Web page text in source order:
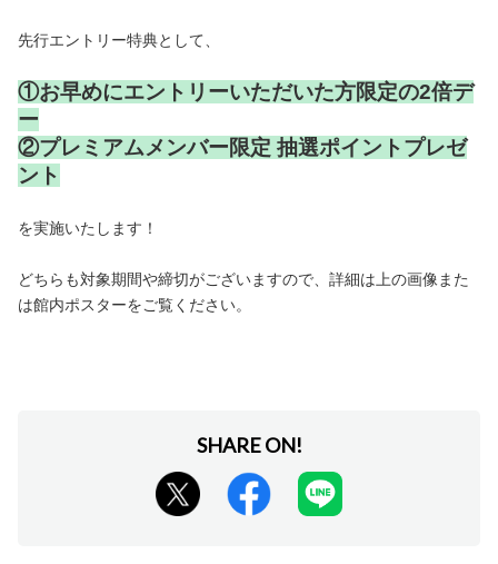
先行エントリー特典として、
①お早めにエントリーいただいた方限定の2倍デ
ー
②プレミアムメンバー限定 抽選ポイントプレゼ
ント
を実施いたします！
どちらも対象期間や締切がございますので、詳細は上の画像また
は館内ポスターをご覧ください。